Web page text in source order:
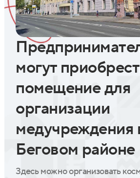
могут
помещение для
организации
медучреждения
Беговом районе
Здесь можно организовать